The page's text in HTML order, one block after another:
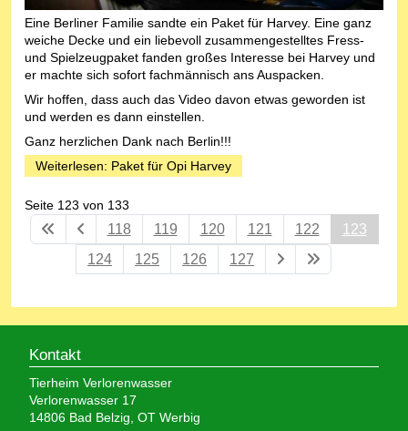
Eine Berliner Familie sandte ein Paket für Harvey. Eine ganz
weiche Decke und ein liebevoll zusammengestelltes Fress-
und Spielzeugpaket fanden großes Interesse bei Harvey und
er machte sich sofort fachmännisch ans Auspacken.
Wir hoffen, dass auch das Video davon etwas geworden ist
und werden es dann einstellen.
Ganz herzlichen Dank nach Berlin!!!
Weiterlesen: Paket für Opi Harvey
Seite 123 von 133
118 119 120 121 122
123
124
125 126 127
Kontakt
Tierheim Verlorenwasser
Verlorenwasser 17
14806 Bad Belzig, OT Werbig